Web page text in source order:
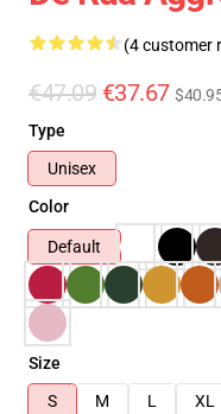
(4 customer
€47.09 €37.67
Type
Unisex
Color
Default
Size
S
M L XL